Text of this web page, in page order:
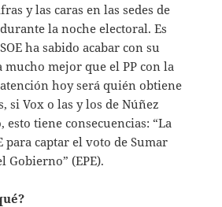
y las caras en las sedes de
la noche electoral. Es
ha sabido acabar con su
mucho mejor que el PP con la
hoy será quién obtiene
si Vox o las y los de Núñez
esto tiene consecuencias: “La
para captar el voto de Sumar
Gobierno” (EPE).